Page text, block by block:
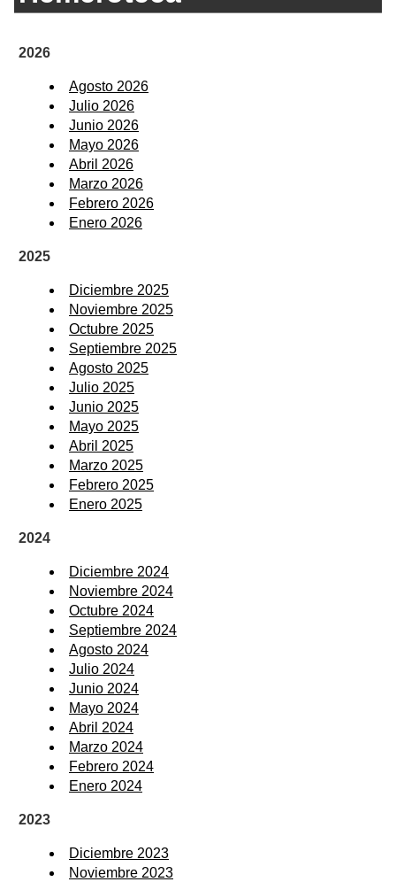
2026
Agosto 2026
Julio 2026
Junio 2026
Mayo 2026
Abril 2026
Marzo 2026
Febrero 2026
Enero 2026
2025
Diciembre 2025
Noviembre 2025
Octubre 2025
Septiembre 2025
Agosto 2025
Julio 2025
Junio 2025
Mayo 2025
Abril 2025
Marzo 2025
Febrero 2025
Enero 2025
2024
Diciembre 2024
Noviembre 2024
Octubre 2024
Septiembre 2024
Agosto 2024
Julio 2024
Junio 2024
Mayo 2024
Abril 2024
Marzo 2024
Febrero 2024
Enero 2024
2023
Diciembre 2023
Noviembre 2023